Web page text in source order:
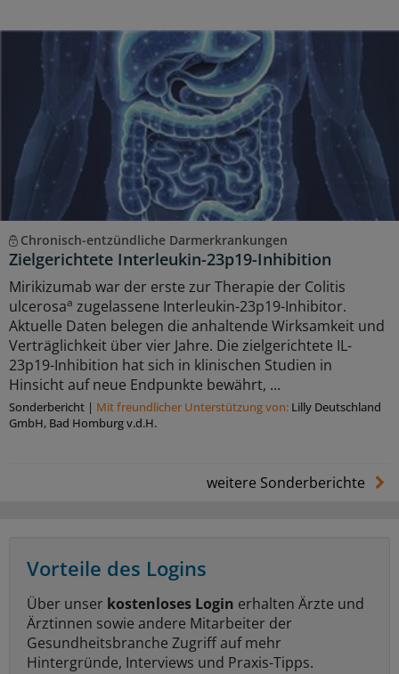
Chronisch-entzündliche Darmerkrankungen
Zielgerichtete Interleukin-23p19-Inhibition
Mirikizumab war der erste zur Therapie der Colitis
ulcerosaa zugelassene Interleukin-23p19-Inhibitor.
Aktuelle Daten belegen die anhaltende Wirksamkeit und
Verträglichkeit über vier Jahre. Die zielgerichtete IL-
23p19-Inhibition hat sich in klinischen Studien in
Hinsicht auf neue Endpunkte bewährt, ...
Sonderbericht | Mit freundlicher Unterstützung von: Lilly Deutschland
GmbH, Bad Homburg v.d.H.
weitere Sonderberichte
Vorteile des Logins
Über unser kostenloses Login erhalten Ärzte und
Ärztinnen sowie andere Mitarbeiter der
Gesundheitsbranche Zugriff auf mehr
Hintergründe, Interviews und Praxis-Tipps.